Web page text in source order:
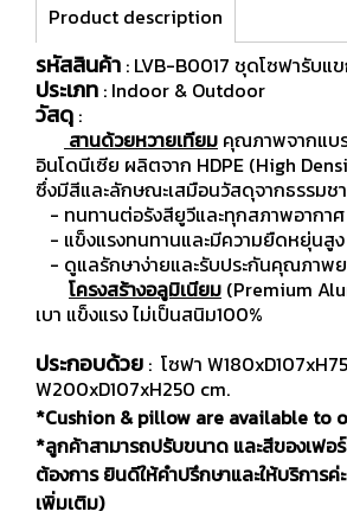
Product description
รหัสสินค้า : LVB-B0017 ชุดโซฟารับแ
ประเภท : Indoor & Outdoor
วัสดุ :
สานด้วยหวายเทียม คุณภาพจากแบ
อินโดนีเซีย ผลิตจาก HDPE (High
ซึ่งมีสีและลักษณะเสมือนวัสดุจากธรรม
- ทนทานต่อรังสียูวีและทุกสภาพอากาศ
- แข็งแรงทนทานและมีความยืดหยุ่นสูง
- ดูแลรักษาง่ายและรับประกันคุณภาพย
โครงสร้างอลูมิเนียม (Premium
เบา แข็งแรง ไม่เป็นสนิม100%
ประกอบด้วย : โซฟา
W200xD107xH250 cm.
*Cushion & pillow are available to
*ลูกค้าสามารถปรับขนาด และสีของเฟอ
ต้องการ ยินดีให้คำปรึกษาและให้บริการ
เพิ่มเติม)